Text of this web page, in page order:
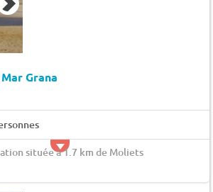
Grana
située à 1.7 km de Moliets